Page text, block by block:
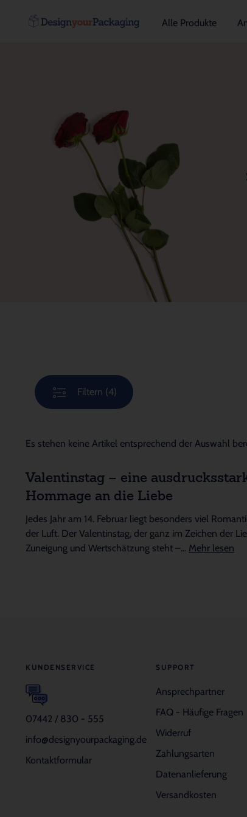
Alle Produkte
Filtern (4)
Es stehen keine Artikel entsprechend der Auswahl
Valentinstag – eine
Hommage an die Liebe
Jedes Jahr am 14. Februar liegt besonders viel
der Luft. Der Valentinstag, der ganz im Zeichen der
Zuneigung und Wertschätzung steht –... Mehr lesen
KUNDENSERVICE
07442 / 830 - 555
info@designyourpackaging.de
Kontaktformular
SUPPORT
Ansprechpartner
FAQ - Häufige Fragen
Widerruf
Zahlungsarten
Datenanlieferung
Versandkosten